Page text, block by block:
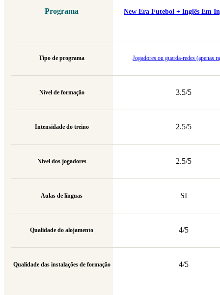
Programa
Tipo de programa
Nível de formação
Intensidade do treino
Nível dos jogadores
Aulas de línguas
Qualidade do alojamento
Qualidade das instalações de formação
New Era Futebol + Inglês Em
Jogadores ou guarda-redes (apenas
3.5/5
2.5/5
2.5/5
SI
4/5
4/5